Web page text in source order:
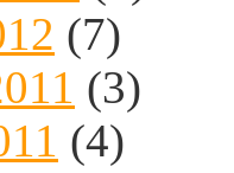
(7)
(3)
(4)